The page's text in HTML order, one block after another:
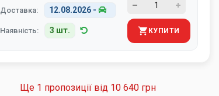
Доставка: 12.08.2026 -
Наявність: 3 шт. КУПИТИ
Ще 1 пропозиції від 10 640 грн